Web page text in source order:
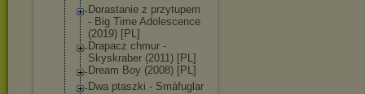
Dorastanie z przytupem
- Big Time Adolescence
(2019) [PL]
Drapacz chmur -
Skyskraber (2011) [PL]
Dream Boy (2008) [PL]
Dwa ptaszki - Smáfuglar